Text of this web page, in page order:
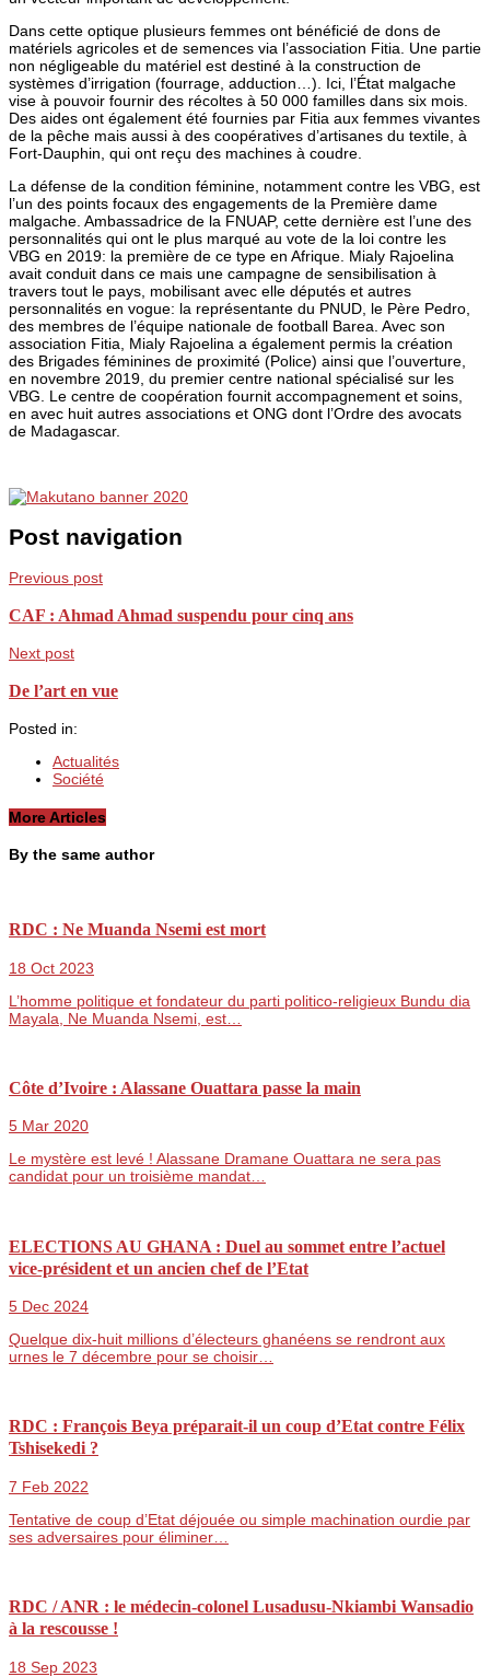
Dans cette optique plusieurs femmes ont bénéficié de dons de
matériels agricoles et de semences via l’association Fitia. Une partie
non négligeable du matériel est destiné à la construction de
systèmes d’irrigation (fourrage, adduction…). Ici, l’État malgache
vise à pouvoir fournir des récoltes à 50 000 familles dans six mois.
Des aides ont également été fournies par Fitia aux femmes vivantes
de la pêche mais aussi à des coopératives d’artisanes du textile, à
Fort-Dauphin, qui ont reçu des machines à coudre.
La défense de la condition féminine, notamment contre les VBG, est
l’un des points focaux des engagements de la Première dame
malgache. Ambassadrice de la FNUAP, cette dernière est l’une des
personnalités qui ont le plus marqué au vote de la loi contre les
VBG en 2019: la première de ce type en Afrique. Mialy Rajoelina
avait conduit dans ce mais une campagne de sensibilisation à
travers tout le pays, mobilisant avec elle députés et autres
personnalités en vogue: la représentante du PNUD, le Père Pedro,
des membres de l’équipe nationale de football Barea. Avec son
association Fitia, Mialy Rajoelina a également permis la création
des Brigades féminines de proximité (Police) ainsi que l’ouverture,
en novembre 2019, du premier centre national spécialisé sur les
VBG. Le centre de coopération fournit accompagnement et soins,
en avec huit autres associations et ONG dont l’Ordre des avocats
de Madagascar.
Post navigation
Previous post
CAF : Ahmad Ahmad suspendu pour cinq ans
Next post
De l’art en vue
Posted in:
Actualités
Société
More Articles
By the same author
RDC : Ne Muanda Nsemi est mort
18 Oct 2023
L’homme politique et fondateur du parti politico-religieux Bundu dia
Mayala, Ne Muanda Nsemi, est…
Côte d’Ivoire : Alassane Ouattara passe la main
5 Mar 2020
Le mystère est levé ! Alassane Dramane Ouattara ne sera pas
candidat pour un troisième mandat…
ELECTIONS AU GHANA : Duel au sommet entre l’actuel
vice-président et un ancien chef de l’Etat
5 Dec 2024
Quelque dix-huit millions d’électeurs ghanéens se rendront aux
urnes le 7 décembre pour se choisir…
RDC : François Beya préparait-il un coup d’Etat contre Félix
Tshisekedi ?
7 Feb 2022
Tentative de coup d’Etat déjouée ou simple machination ourdie par
ses adversaires pour éliminer…
RDC / ANR : le médecin-colonel Lusadusu-Nkiambi Wansadio
à la rescousse !
18 Sep 2023